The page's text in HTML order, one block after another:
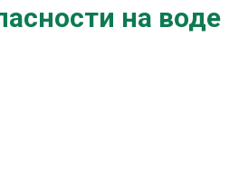
на воде